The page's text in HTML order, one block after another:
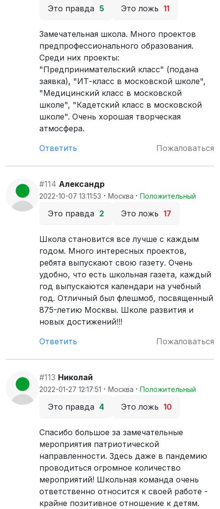
Это правда 5 Это ложь 11
Замечательная школа. Много проектов
предпрофессионального образования.
Среди них проекты:
"Предпринимательский класс" (подана
заявка), "ИТ-класс в московской школе",
"Медицинский класс в московской
школе", "Кадетский класс в московской
школе". Очень хорошая творческая
атмосфера.
Ответить
Пожаловаться
#114 Александр
2022-10-07 13:11:53 · Москва · Положительный
Это правда 2 Это ложь 17
Школа становится все лучше с каждым
годом. Много интересных проектов,
ребята выпускают свою газету. Очень
удобно, что есть школьная газета, каждый
год выпускаются календари на учебный
год. Отличный был флешмоб, посвященный
875-летию Москвы. Школе развития и
новых достижений!!!
Ответить
Пожаловаться
#113 Николай
2022-01-27 12:17:51 · Москва · Положительный
Это правда 4 Это ложь 10
Спасибо большое за замечательные
мероприятия патриотической
направленности. Здесь даже в пандемию
проводиться огромное количество
мероприятий! Школьная команда очень
ответственно относится к своей работе -
крайне позитивное отношение к детям.